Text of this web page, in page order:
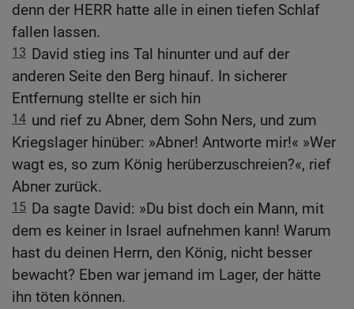
denn der HERR hatte alle in einen tiefen Schlaf
fallen lassen.
13 David stieg ins Tal hinunter und auf der
anderen Seite den Berg hinauf. In sicherer
Entfernung stellte er sich hin
14 und rief zu Abner, dem Sohn Ners, und zum
Kriegslager hinüber: »Abner! Antworte mir!« »Wer
wagt es, so zum König herüberzuschreien?«, rief
Abner zurück.
15 Da sagte David: »Du bist doch ein Mann, mit
dem es keiner in Israel aufnehmen kann! Warum
hast du deinen Herrn, den König, nicht besser
bewacht? Eben war jemand im Lager, der hätte
ihn töten können.